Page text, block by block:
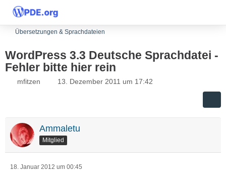
Übersetzungen & Sprachdateien
WordPress 3.3 Deutsche Sprachdatei -
Fehler bitte hier rein
mfitzen 13. Dezember 2011 um 17:42
Ammaletu
Mitglied
18. Januar 2012 um 00:45